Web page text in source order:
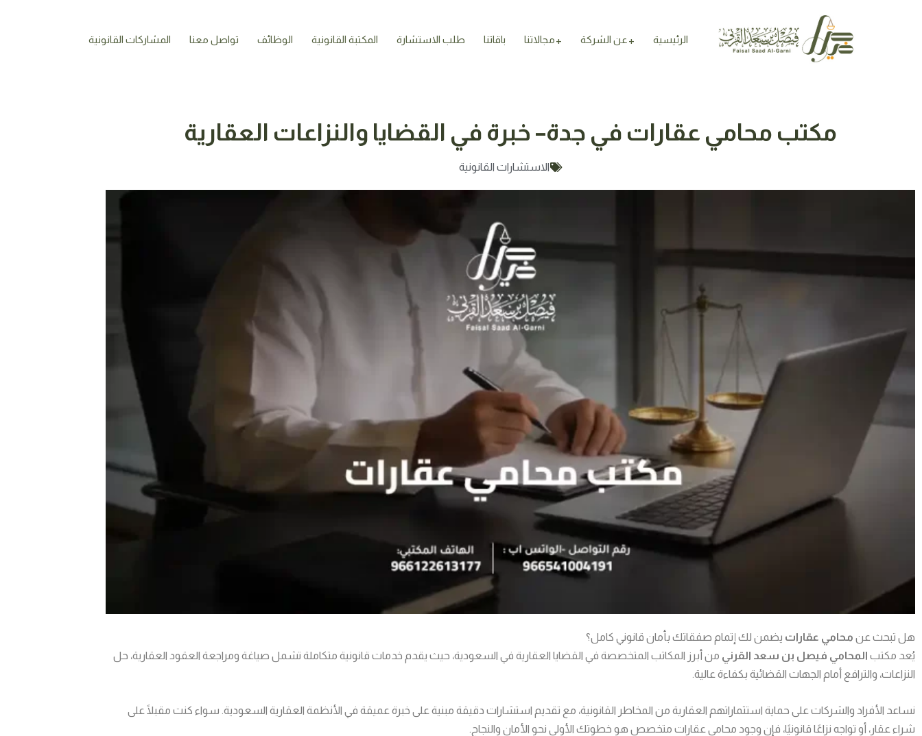
الرئيسية عن الشركة مجالاتنا باقاتنا طلب الاستشارة المكتبة القانونية الوظائف تواصل معنا المشاركات القانونية
مكتب محامي عقارات في جدة– خبرة في القضايا والنزاعات العقارية
الاستشارات القانونية
هل تبحث عن محامي عقارات يضمن لك إتمام صفقاتك بأمان قانوني كامل؟
يُعد مكتب المحامي فيصل بن سعد القرني من أبرز المكاتب المتخصصة في القضايا العقارية في السعودية، حيث يقدم خدمات قانونية متكاملة تشمل صياغة ومراجعة العقود العقارية، حل
النزاعات، والترافع أمام الجهات القضائية بكفاءة عالية.
نساعد الأفراد والشركات على حماية استثماراتهم العقارية من المخاطر القانونية، مع تقديم استشارات دقيقة مبنية على خبرة عميقة في الأنظمة العقارية السعودية. سواء كنت مقبلًا على
شراء عقار، أو تواجه نزاعًا قانونيًا، فإن وجود محامي عقارات متخصص هو خطوتك الأولى نحو الأمان والنجاح.